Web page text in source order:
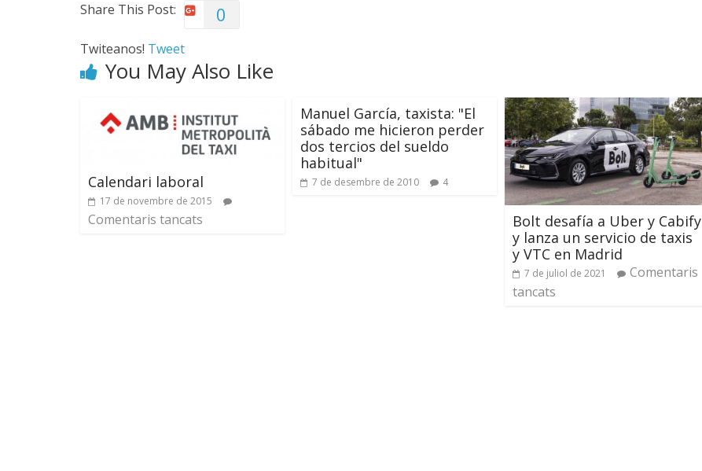
Share This Post: 0
Twiteanos! Tweet
You May Also Like
Calendari laboral
17 de novembre de 2015
Comentaris tancats
Manuel García, taxista: "El
sábado me hicieron perder
dos tercios del sueldo
habitual"
7 de desembre de 2010 4
Bolt desafía a Uber y Cabify
y lanza un servicio de taxis
y VTC en Madrid
7 de juliol de 2021
Comentaris
tancats